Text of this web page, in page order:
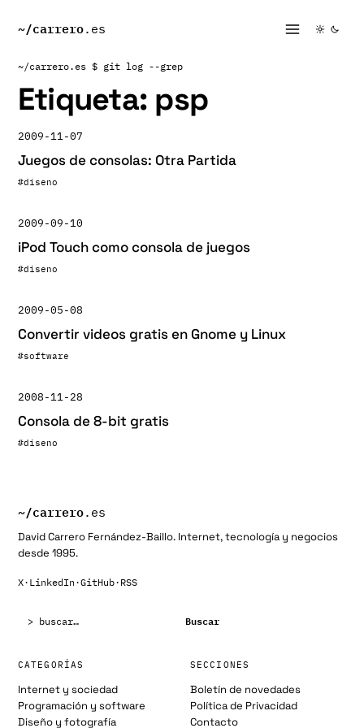
~/carrero.es
~/carrero.es $ git log --grep
Etiqueta: psp
2009-11-07
Juegos de consolas: Otra Partida
#diseno
2009-09-10
iPod Touch como consola de juegos
#diseno
2009-05-08
Convertir videos gratis en Gnome y Linux
#software
2008-11-28
Consola de 8-bit gratis
#diseno
~/carrero.es
David Carrero Fernández-Baillo. Internet, tecnología y negocios
desde 1995.
X· LinkedIn·GitHub· RSS
Buscar
CATEGORÍAS
Internet y sociedad
Programación y software
Diseño y fotografía
SECCIONES
Boletín de novedades
Política de Privacidad
Contacto